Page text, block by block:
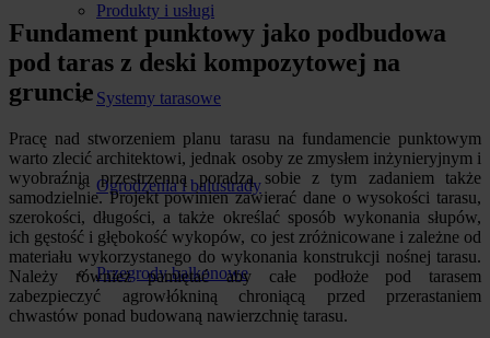
Produkty i usługi
Systemy tarasowe
Ogrodzenia i balustrady
Przegrody balkonowe
Fundament punktowy jako podbudowa
pod taras z deski kompozytowej na
gruncie
Pracę nad stworzeniem planu tarasu na fundamencie punktowym
warto zlecić architektowi, jednak osoby ze zmysłem inżynieryjnym i
wyobraźnią przestrzenną poradzą sobie z tym zadaniem także
samodzielnie. Projekt powinien zawierać dane o wysokości tarasu,
szerokości, długości, a także określać sposób wykonania słupów,
ich gęstość i głębokość wykopów, co jest zróżnicowane i zależne od
materiału wykorzystanego do wykonania konstrukcji nośnej tarasu.
Należy również pamiętać aby całe podłoże pod tarasem
zabezpieczyć agrowłókniną chroniącą przed przerastaniem
chwastów ponad budowaną nawierzchnię tarasu.